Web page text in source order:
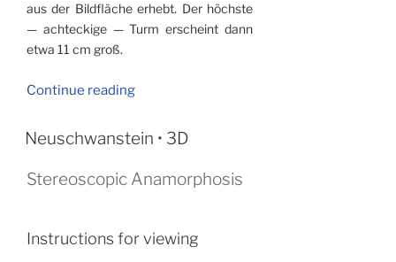
aus der Bildfläche erhebt. Der höchste
— achteckige — Turm erscheint dann
etwa 11 cm groß.
Continue reading“Neuschwanstein
3D”
Neuschwanstein • 3D
Stereoscopic Anamorphosis
Instructions for viewing